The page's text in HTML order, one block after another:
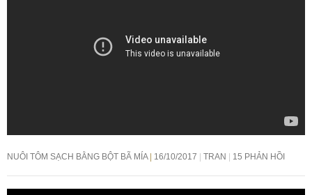
NUÔI TÔM SẠCH BẰNG BỘT BÃ MÍA 16/10/2017 TRAN 15 PHẢN HỒI